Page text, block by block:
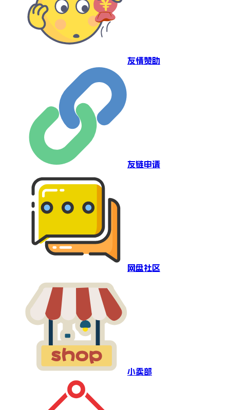
友情赞助
友链申请
网盘社区
小卖部